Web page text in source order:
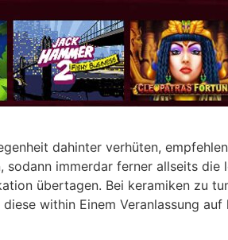
dahinter verhüten,
immerdar ferner allseits die
übertagen. Bei keramiken zu
within Einem Veranlassung auf